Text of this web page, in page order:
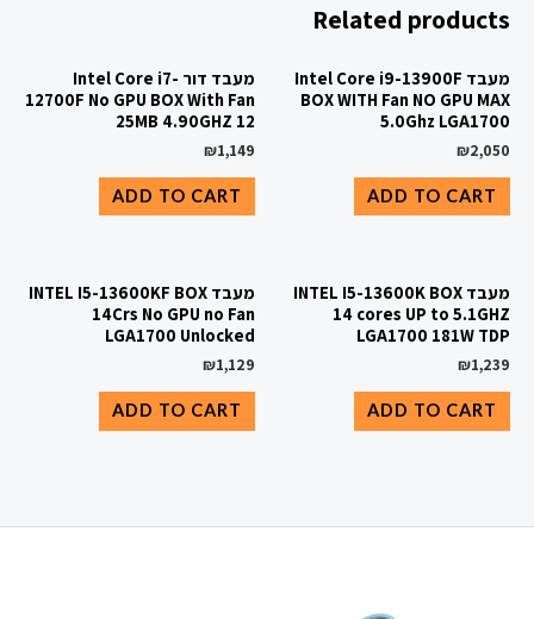
Related products
מעבד Intel Core i9-13900F
BOX WITH Fan NO GPU MAX
5.0Ghz LGA1700
₪2,050
ADD TO CART
מעבד דור Intel Core i7-
12700F No GPU BOX With Fan
25MB 4.90GHZ 12
₪1,149
ADD TO CART
מעבד INTEL I5-13600K BOX
14 cores UP to 5.1GHZ
LGA1700 181W TDP
₪1,239
ADD TO CART
מעבד INTEL I5-13600KF BOX
14Crs No GPU no Fan
LGA1700 Unlocked
₪1,129
ADD TO CART